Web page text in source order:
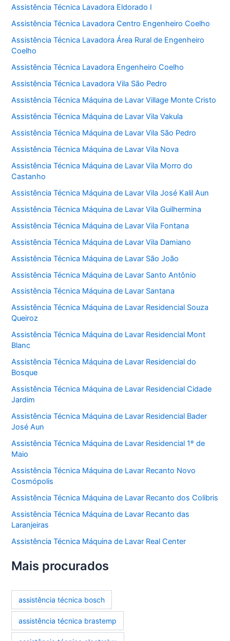
Assistência Técnica Lavadora Eldorado I
Assistência Técnica Lavadora Centro Engenheiro Coelho
Assistência Técnica Lavadora Área Rural de Engenheiro
Coelho
Assistência Técnica Lavadora Engenheiro Coelho
Assistência Técnica Lavadora Vila São Pedro
Assistência Técnica Máquina de Lavar Village Monte Cristo
Assistência Técnica Máquina de Lavar Vila Vakula
Assistência Técnica Máquina de Lavar Vila São Pedro
Assistência Técnica Máquina de Lavar Vila Nova
Assistência Técnica Máquina de Lavar Vila Morro do
Castanho
Assistência Técnica Máquina de Lavar Vila José Kalil Aun
Assistência Técnica Máquina de Lavar Vila Guilhermina
Assistência Técnica Máquina de Lavar Vila Fontana
Assistência Técnica Máquina de Lavar Vila Damiano
Assistência Técnica Máquina de Lavar São João
Assistência Técnica Máquina de Lavar Santo Antônio
Assistência Técnica Máquina de Lavar Santana
Assistência Técnica Máquina de Lavar Residencial Souza
Queiroz
Assistência Técnica Máquina de Lavar Residencial Mont
Blanc
Assistência Técnica Máquina de Lavar Residencial do
Bosque
Assistência Técnica Máquina de Lavar Residencial Cidade
Jardim
Assistência Técnica Máquina de Lavar Residencial Bader
José Aun
Assistência Técnica Máquina de Lavar Residencial 1º de
Maio
Assistência Técnica Máquina de Lavar Recanto Novo
Cosmópolis
Assistência Técnica Máquina de Lavar Recanto dos Colibris
Assistência Técnica Máquina de Lavar Recanto das
Laranjeiras
Assistência Técnica Máquina de Lavar Real Center
Mais procurados
assistência técnica bosch
assistência técnica brastemp